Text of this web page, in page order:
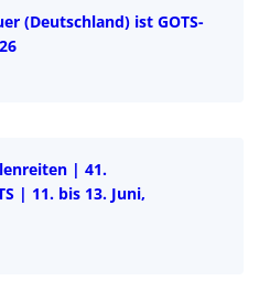
(Deutschland) ist GOTS-
| 41.
| 11. bis 13. Juni,